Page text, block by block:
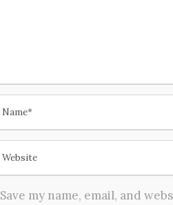
Save my name, email, and